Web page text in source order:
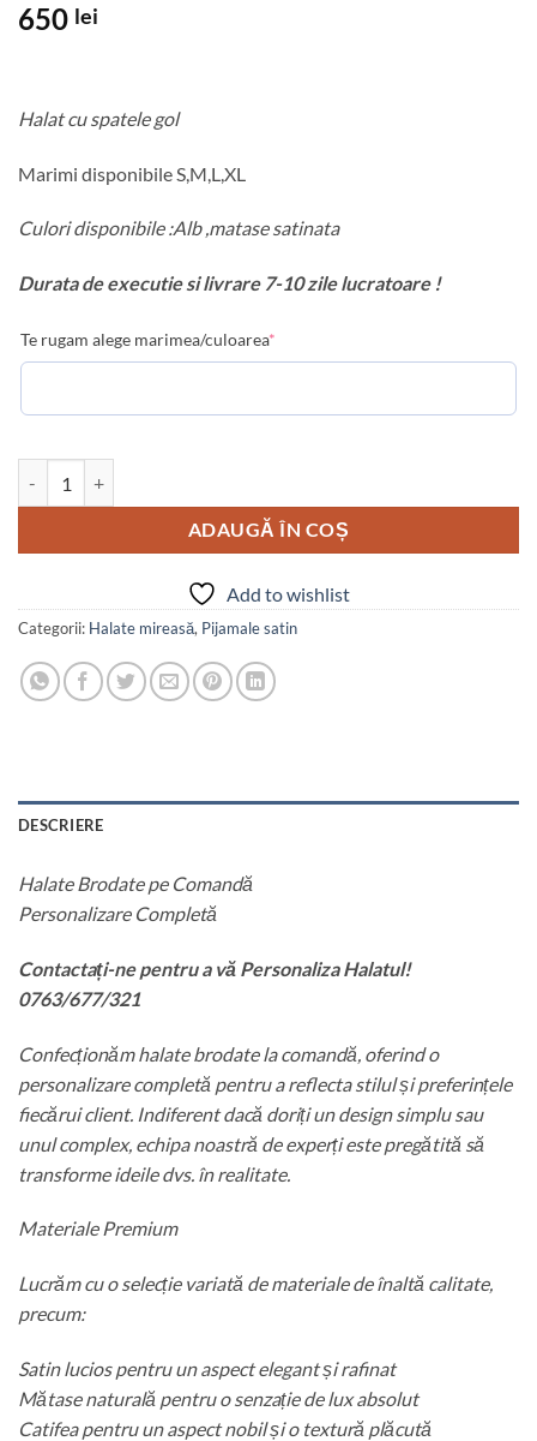
650 lei
Halat cu spatele gol
Marimi disponibile S,M,L,XL
Culori disponibile :Alb ,matase satinata
Durata de executie si livrare 7-10 zile lucratoare !
Te rugam alege marimea/culoarea*
ADAUGĂ ÎN COȘ
Add to wishlist
Categorii: Halate mireasă, Pijamale satin
DESCRIERE
Halate Brodate pe Comandă
Personalizare Completă
Contactați-ne pentru a vă Personaliza Halatul!
0763/677/321
Confecționăm halate brodate la comandă, oferind o
personalizare completă pentru a reflecta stilul și preferințele
fiecărui client. Indiferent dacă doriți un design simplu sau
unul complex, echipa noastră de experți este pregătită să
transforme ideile dvs. în realitate.
Materiale Premium
Lucrăm cu o selecție variată de materiale de înaltă calitate,
precum:
Satin lucios pentru un aspect elegant și rafinat
Mătase naturală pentru o senzație de lux absolut
Catifea pentru un aspect nobil și o textură plăcută